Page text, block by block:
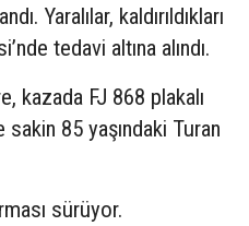
Yaralılar, kaldırıldıkları
tedavi altına alındı.
kazada FJ 868 plakalı
sakin 85 yaşındaki Turan
sürüyor.